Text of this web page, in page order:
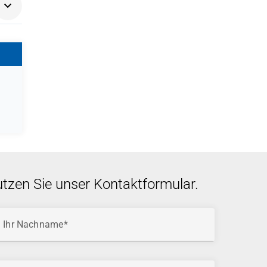
Sie unser Kontaktformular.
Ihr Nachname